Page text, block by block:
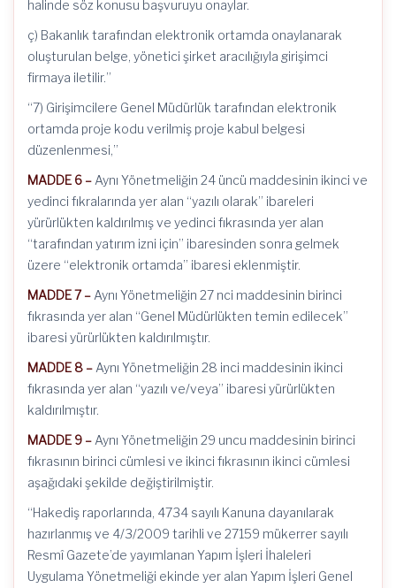
halinde söz konusu başvuruyu onaylar.
ç) Bakanlık tarafından elektronik ortamda onaylanarak
oluşturulan belge, yönetici şirket aracılığıyla girişimci
firmaya iletilir.”
“7) Girişimcilere Genel Müdürlük tarafından elektronik
ortamda proje kodu verilmiş proje kabul belgesi
düzenlenmesi,”
MADDE 6 – Aynı Yönetmeliğin 24 üncü maddesinin ikinci ve
yedinci fıkralarında yer alan “yazılı olarak” ibareleri
yürürlükten kaldırılmış ve yedinci fıkrasında yer alan
“tarafından yatırım izni için” ibaresinden sonra gelmek
üzere “elektronik ortamda” ibaresi eklenmiştir.
MADDE 7 – Aynı Yönetmeliğin 27 nci maddesinin birinci
fıkrasında yer alan “Genel Müdürlükten temin edilecek”
ibaresi yürürlükten kaldırılmıştır.
MADDE 8 – Aynı Yönetmeliğin 28 inci maddesinin ikinci
fıkrasında yer alan “yazılı ve/veya” ibaresi yürürlükten
kaldırılmıştır.
MADDE 9 – Aynı Yönetmeliğin 29 uncu maddesinin birinci
fıkrasının birinci cümlesi ve ikinci fıkrasının ikinci cümlesi
aşağıdaki şekilde değiştirilmiştir.
“Hakediş raporlarında, 4734 sayılı Kanuna dayanılarak
hazırlanmış ve 4/3/2009 tarihli ve 27159 mükerrer sayılı
Resmî Gazete’de yayımlanan Yapım İşleri İhaleleri
Uygulama Yönetmeliği ekinde yer alan Yapım İşleri Genel